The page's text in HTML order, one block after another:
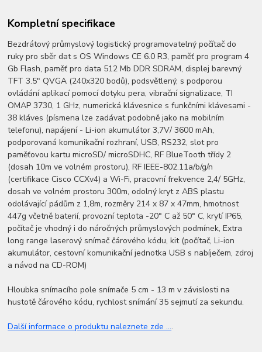
Kompletní specifikace
Bezdrátový průmyslový logistický programovatelný počítač do
ruky pro sběr dat s OS Windows CE 6.0 R3, paměť pro program 4
Gb Flash, paměť pro data 512 Mb DDR SDRAM, displej barevný
TFT 3.5" QVGA (240x320 bodů), podsvětlený, s podporou
ovládání aplikací pomocí dotyku pera, vibrační signalizace, TI
OMAP 3730, 1 GHz, numerická klávesnice s funkčními klávesami -
38 kláves (písmena lze zadávat podobně jako na mobilním
telefonu), napájení - Li-ion akumulátor 3,7V/ 3600 mAh,
podporovaná komunikační rozhraní, USB, RS232, slot pro
paměťovou kartu microSD/ microSDHC, RF BlueTooth třídy 2
(dosah 10m ve volném prostoru), RF IEEE-802.11a/b/g/n
(certifikace Cisco CCXv4) a Wi-Fi, pracovní frekvence 2,4/ 5GHz,
dosah ve volném prostoru 300m, odolný kryt z ABS plastu
odolávající pádům z 1,8m, rozměry 214 x 87 x 47mm, hmotnost
447g včetně baterií, provozní teplota -20° C až 50° C, krytí IP65,
počítač je vhodný i do náročných průmyslových podmínek, Extra
long range laserový snímač čárového kódu, kit (počítač, Li-ion
akumulátor, cestovní komunikační jednotka USB s nabíječem, zdroj
a návod na CD-ROM)
Hloubka snímacího pole snímače 5 cm - 13 m v závislosti na
hustotě čárového kódu, rychlost snímání 35 sejmutí za sekundu.
Další informace o produktu naleznete zde ....